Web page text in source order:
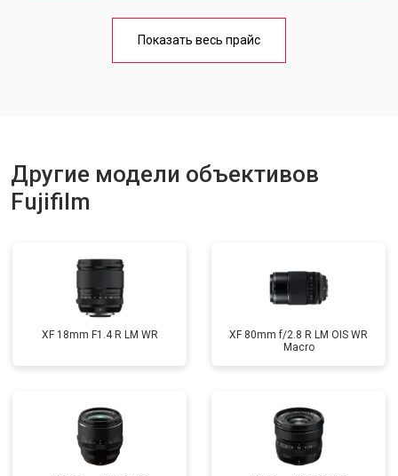
Показать весь прайс
Другие модели объективов
Fujifilm
XF 18mm F1.4 R LM WR
XF 80mm f/2.8 R LM OIS WR
Macro